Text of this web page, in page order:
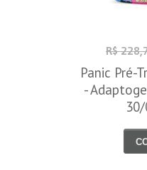
R$
Panic Pré-
-